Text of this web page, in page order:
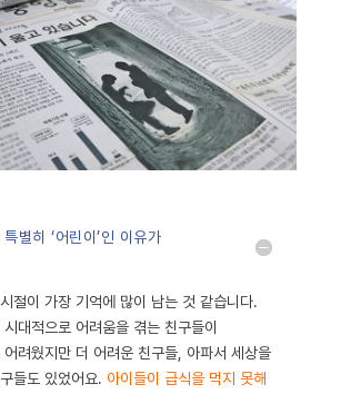
별히 ‘어린이’인 이유가
절이 가장 기억에 많이 남는 것 같습니다.
대적으로 어려움을 겪는 친구들이
어려웠지만 더 어려운 친구들, 아파서 세상을
들도 있었어요. 아이들이 급식을 먹지 못해